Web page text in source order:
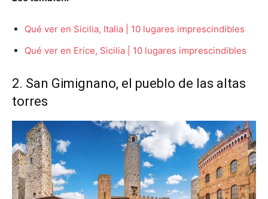
Qué ver en Sicilia, Italia | 10 lugares imprescindibles
Qué ver en Erice, Sicilia | 10 lugares imprescindibles
2. San Gimignano, el pueblo de las altas
torres